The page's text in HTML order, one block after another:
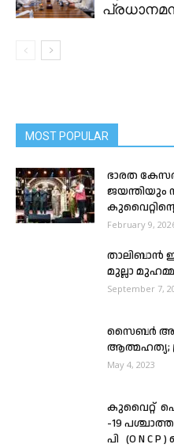
MOST POPULAR
ഭാരത
ജയന്തിയും
February 9,
താലിബാൻ
മുല്ലാ
September 7,
സൈബര്‍
ആത്മഹത്യ;
May 4, 2023
കുവൈറ്റ്‌
-19
പി (O N C P